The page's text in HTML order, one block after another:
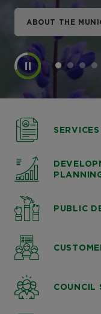
ABOUT THE
ABOUT THE
ABOUT THE
ABOUT THE
ABOUT THE
ABOUT THE
ABOUT THE
ABOUT THE
SERVICES
PUBLIC
COUNCIL